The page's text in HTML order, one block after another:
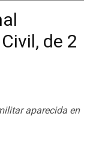
de 2
aparecida en